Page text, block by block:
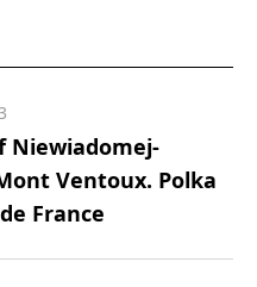
Niewiadomej-
Ventoux. Polka
France